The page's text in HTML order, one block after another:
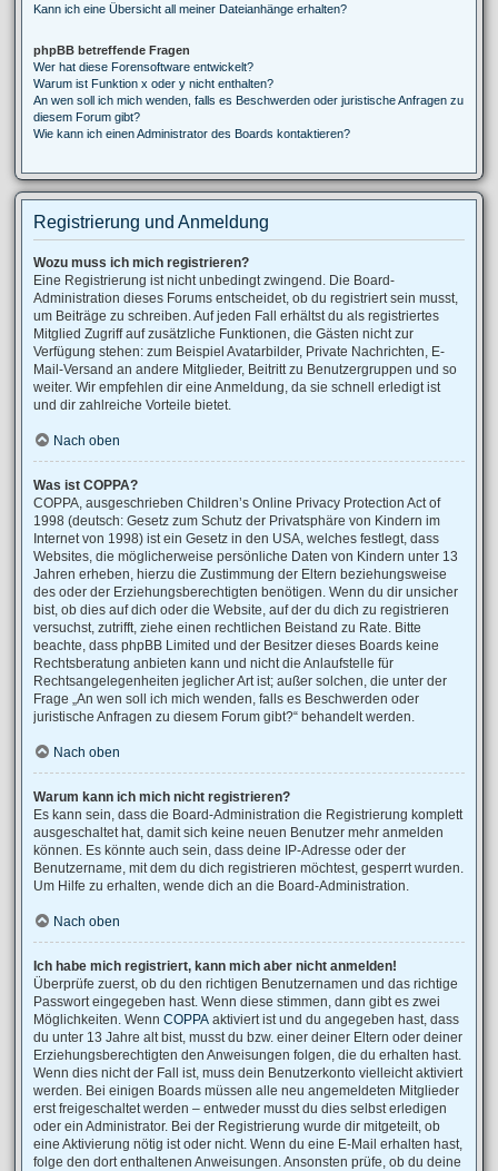
Kann ich eine Übersicht all meiner Dateianhänge erhalten?
phpBB betreffende Fragen
Wer hat diese Forensoftware entwickelt?
Warum ist Funktion x oder y nicht enthalten?
An wen soll ich mich wenden, falls es Beschwerden oder juristische Anfragen zu
diesem Forum gibt?
Wie kann ich einen Administrator des Boards kontaktieren?
Registrierung und Anmeldung
Wozu muss ich mich registrieren?
Eine Registrierung ist nicht unbedingt zwingend. Die Board-
Administration dieses Forums entscheidet, ob du registriert sein musst,
um Beiträge zu schreiben. Auf jeden Fall erhältst du als registriertes
Mitglied Zugriff auf zusätzliche Funktionen, die Gästen nicht zur
Verfügung stehen: zum Beispiel Avatarbilder, Private Nachrichten, E-
Mail-Versand an andere Mitglieder, Beitritt zu Benutzergruppen und so
weiter. Wir empfehlen dir eine Anmeldung, da sie schnell erledigt ist
und dir zahlreiche Vorteile bietet.
Nach oben
Was ist COPPA?
COPPA, ausgeschrieben Children’s Online Privacy Protection Act of
1998 (deutsch: Gesetz zum Schutz der Privatsphäre von Kindern im
Internet von 1998) ist ein Gesetz in den USA, welches festlegt, dass
Websites, die möglicherweise persönliche Daten von Kindern unter 13
Jahren erheben, hierzu die Zustimmung der Eltern beziehungsweise
des oder der Erziehungsberechtigten benötigen. Wenn du dir unsicher
bist, ob dies auf dich oder die Website, auf der du dich zu registrieren
versuchst, zutrifft, ziehe einen rechtlichen Beistand zu Rate. Bitte
beachte, dass phpBB Limited und der Besitzer dieses Boards keine
Rechtsberatung anbieten kann und nicht die Anlaufstelle für
Rechtsangelegenheiten jeglicher Art ist; außer solchen, die unter der
Frage „An wen soll ich mich wenden, falls es Beschwerden oder
juristische Anfragen zu diesem Forum gibt?“ behandelt werden.
Nach oben
Warum kann ich mich nicht registrieren?
Es kann sein, dass die Board-Administration die Registrierung komplett
ausgeschaltet hat, damit sich keine neuen Benutzer mehr anmelden
können. Es könnte auch sein, dass deine IP-Adresse oder der
Benutzername, mit dem du dich registrieren möchtest, gesperrt wurden.
Um Hilfe zu erhalten, wende dich an die Board-Administration.
Nach oben
Ich habe mich registriert, kann mich aber nicht anmelden!
Überprüfe zuerst, ob du den richtigen Benutzernamen und das richtige
Passwort eingegeben hast. Wenn diese stimmen, dann gibt es zwei
Möglichkeiten. Wenn COPPA aktiviert ist und du angegeben hast, dass
du unter 13 Jahre alt bist, musst du bzw. einer deiner Eltern oder deiner
Erziehungsberechtigten den Anweisungen folgen, die du erhalten hast.
Wenn dies nicht der Fall ist, muss dein Benutzerkonto vielleicht aktiviert
werden. Bei einigen Boards müssen alle neu angemeldeten Mitglieder
erst freigeschaltet werden – entweder musst du dies selbst erledigen
oder ein Administrator. Bei der Registrierung wurde dir mitgeteilt, ob
eine Aktivierung nötig ist oder nicht. Wenn du eine E-Mail erhalten hast,
folge den dort enthaltenen Anweisungen. Ansonsten prüfe, ob du deine